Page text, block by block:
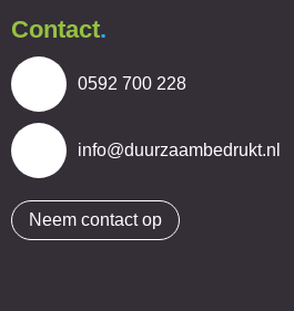
Contact.
0592 700 228
info@duurzaambedrukt.nl
Neem contact op